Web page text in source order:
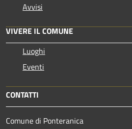
Avvisi
VIVERE IL COMUNE
Luoghi
Eventi
CONTATTI
Comune di Ponteranica